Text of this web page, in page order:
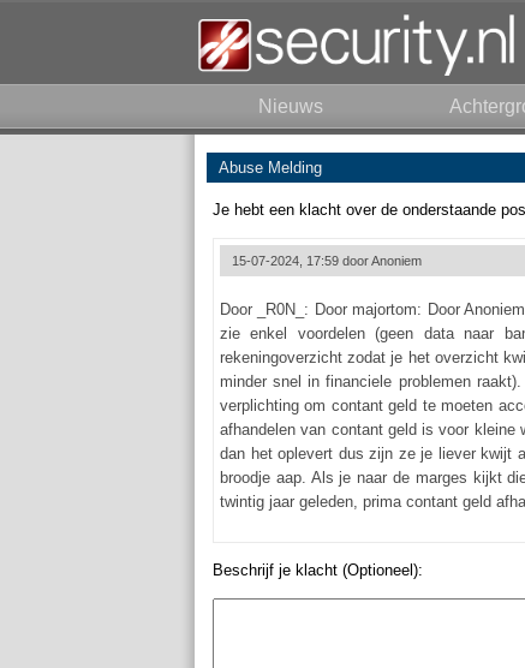
Nieuws
Abuse Melding
Je hebt een klacht over de onderstaande
15-07-2024, 17:59 doorAnoniem
Door _R0N_: Door majortom: Door
zie enkel voordelen (geen data naar
rekeningoverzicht zodat je het overzicht
minder snel in financiele problemen
verplichting om contant geld te moeten
afhandelen van contant geld is voor kleine
dan het oplevert dus zijn ze je liever kwijt
broodje aap. Als je naar de marges kijkt
twintig jaar geleden, prima contant geld
Beschrijf je klacht (Optioneel):